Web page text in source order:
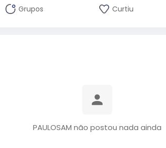
Grupos Curtiu
PAULOSAM não postou nada ainda